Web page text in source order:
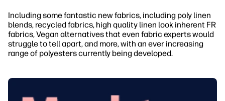
Including some fantastic new fabrics, including poly linen
blends, recycled fabrics, high quality linen look inherent FR
fabrics, Vegan alternatives that even fabric experts would
struggle to tell apart, and more, with an ever increasing
range of polyesters currently being developed.